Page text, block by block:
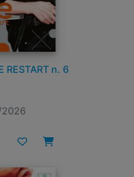
RESTART n. 6